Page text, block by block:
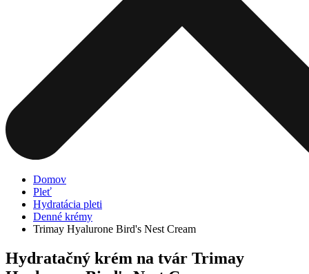
Domov
Pleť
Hydratácia pleti
Denné krémy
Trimay Hyalurone Bird's Nest Cream
Hydratačný krém na tvár Trimay